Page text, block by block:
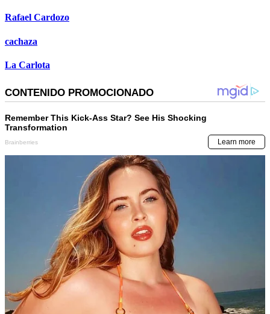
Rafael Cardozo
cachaza
La Carlota